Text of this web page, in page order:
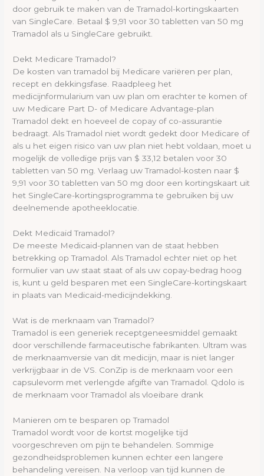
door gebruik te maken van de Tramadol-kortingskaarten
van SingleCare. Betaal $ 9,91 voor 30 tabletten van 50 mg
Tramadol als u SingleCare gebruikt.
Dekt Medicare Tramadol?
De kosten van tramadol bij Medicare variëren per plan,
recept en dekkingsfase. Raadpleeg het
medicijnformularium van uw plan om erachter te komen of
uw Medicare Part D- of Medicare Advantage-plan
Tramadol dekt en hoeveel de copay of co-assurantie
bedraagt. Als Tramadol niet wordt gedekt door Medicare of
als u het eigen risico van uw plan niet hebt voldaan, moet u
mogelijk de volledige prijs van $ 33,12 betalen voor 30
tabletten van 50 mg. Verlaag uw Tramadol-kosten naar $
9,91 voor 30 tabletten van 50 mg door een kortingskaart uit
het SingleCare-kortingsprogramma te gebruiken bij uw
deelnemende apotheeklocatie.
Dekt Medicaid Tramadol?
De meeste Medicaid-plannen van de staat hebben
betrekking op Tramadol. Als Tramadol echter niet op het
formulier van uw staat staat of als uw copay-bedrag hoog
is, kunt u geld besparen met een SingleCare-kortingskaart
in plaats van Medicaid-medicijndekking.
Wat is de merknaam van Tramadol?
Tramadol is een generiek receptgeneesmiddel gemaakt
door verschillende farmaceutische fabrikanten. Ultram was
de merknaamversie van dit medicijn, maar is niet langer
verkrijgbaar in de VS. ConZip is de merknaam voor een
capsulevorm met verlengde afgifte van Tramadol. Qdolo is
de merknaam voor Tramadol als vloeibare drank
Manieren om te besparen op Tramadol
Tramadol wordt voor de kortst mogelijke tijd
voorgeschreven om pijn te behandelen. Sommige
gezondheidsproblemen kunnen echter een langere
behandeling vereisen. Na verloop van tijd kunnen de